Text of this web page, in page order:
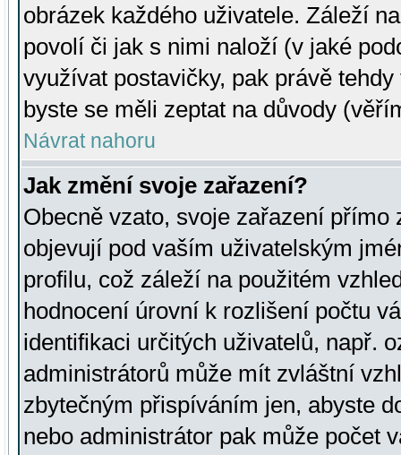
obrázek každého uživatele. Záleží
povolí či jak s nimi naloží (v jaké
využívat postavičky, pak právě
byste se měli zeptat na důvody
Návrat nahoru
Jak změní svoje zařazení?
Obecně vzato, svoje zařazení přímo
objevují pod vaším uživatelským
profilu, což záleží na použitém
hodnocení úrovní k rozlišení počtu
identifikaci určitých uživatelů, např.
administrátorů může mít zvláštní
zbytečným přispíváním jen, abyste
nebo administrátor pak může počet